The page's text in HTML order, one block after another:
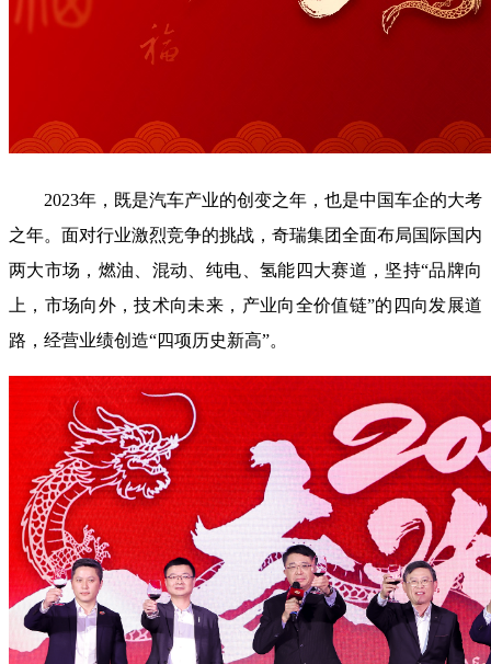
2023年，既是汽车产业的创变之年，也是中国车企的大考
之年。面对行业激烈竞争的挑战，奇瑞集团全面布局国际国内
两大市场，燃油、混动、纯电、氢能四大赛道，坚持“品牌向
上，市场向外，技术向未来，产业向全价值链”的四向发展道
路，经营业绩创造“四项历史新高”。